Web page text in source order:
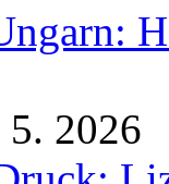
2026